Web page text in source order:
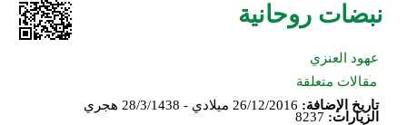
نبضات روحانية
عهود العنزي
مقالات متعلقة
تاريخ الإضافة: 26/12/2016 ميلادي - 28/3/1438 هجري
الزيارات: 8237